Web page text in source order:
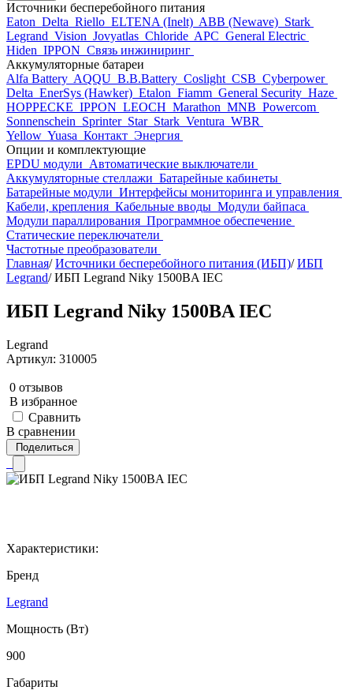
Источники бесперебойного питания
Eaton Delta Riello ELTENA (Inelt) ABB (Newave) Stark
Legrand Vision Jovyatlas Chloride APC General Electric
Hiden IPPON Связь инжиниринг
Аккумуляторные батареи
Alfa Battery AQQU B.B.Battery Coslight CSB Cyberpower
Delta EnerSys (Hawker) Etalon Fiamm General Security Haze
HOPPECKE IPPON LEOCH Marathon MNB Powercom
Sonnenschein Sprinter Star Stark Ventura WBR
Yellow Yuasa Контакт Энергия
Опции и комплектующие
EPDU модули Автоматические выключатели
Аккумуляторные стеллажи Батарейные кабинеты
Батарейные модули Интерфейсы мониторинга и управления
Кабели, крепления Кабельные вводы Модули байпаса
Модули параллирования Программное обеспечение
Статические переключатели
Частотные преобразователи
Главная/ Источники бесперебойного питания (ИБП)/ ИБП
Legrand/ ИБП Legrand Niky 1500BA IEC
ИБП Legrand Niky 1500BA IEC
Legrand
Артикул: 310005
0 отзывов
В избранное
Сравнить
В сравнении
Поделиться
Характеристики:
Бренд
Legrand
Мощность (Вт)
900
Габариты